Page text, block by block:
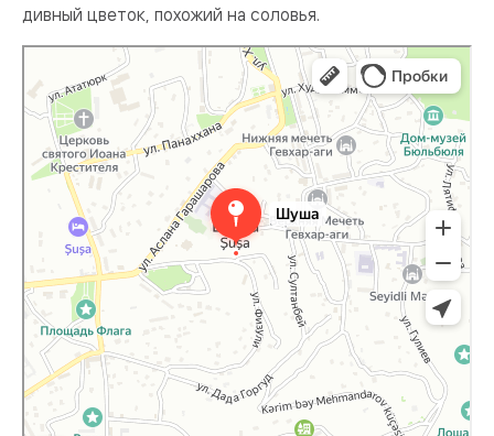
дивный цветок, похожий на соловья.
Шуша / Шуши — карта, что посмотреть, фото, как добраться